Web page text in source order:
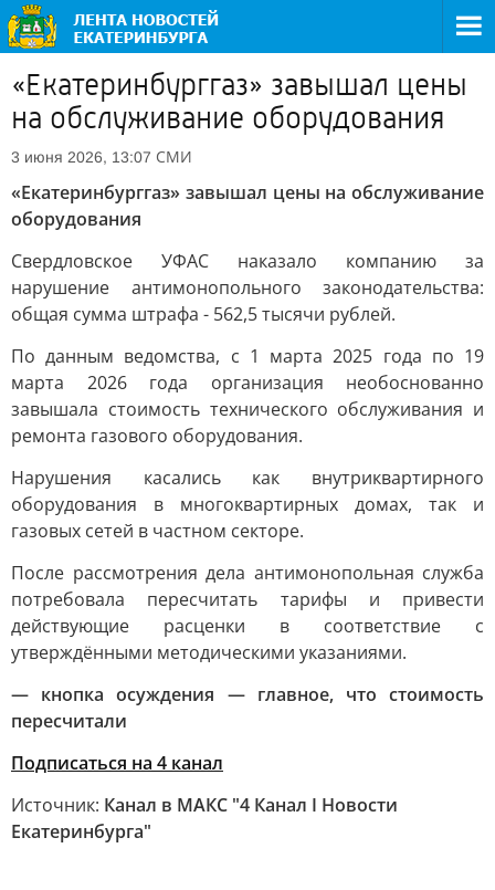
«Екатеринбурггаз» завышал цены
на обслуживание оборудования
3 июня 2026, 13:07 СМИ
«Екатеринбурггаз» завышал цены на обслуживание
оборудования
Свердловское УФАС наказало компанию за
нарушение антимонопольного законодательства:
общая сумма штрафа - 562,5 тысячи рублей.
По данным ведомства, с 1 марта 2025 года по 19
марта 2026 года организация необоснованно
завышала стоимость технического обслуживания и
ремонта газового оборудования.
Нарушения касались как внутриквартирного
оборудования в многоквартирных домах, так и
газовых сетей в частном секторе.
После рассмотрения дела антимонопольная служба
потребовала пересчитать тарифы и привести
действующие расценки в соответствие с
утверждёнными методическими указаниями.
— кнопка осуждения — главное, что стоимость
пересчитали
Подписаться на 4 канал
Источник: Канал в МАКС "4 Канал I Новости
Екатеринбурга"